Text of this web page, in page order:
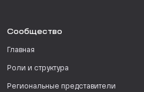
Сообщество
Главная
Роли и структура
Региональные представители